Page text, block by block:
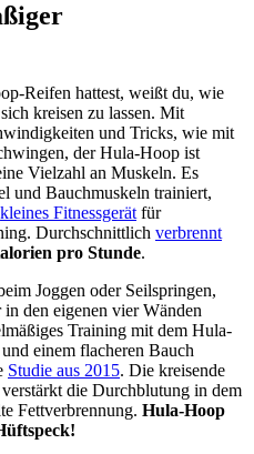
Reifen hattest, weißt du, wie
kreisen zu lassen. Mit
und Tricks, wie mit
der Hula-Hoop ist
Vielzahl an Muskeln. Es
und Bauchmuskeln trainiert,
kleines Fitnessgerät für
Durchschnittlich verbrennt
pro Stunde.
Joggen oder Seilspringen,
den eigenen vier Wänden
Training mit dem Hula-
einem flacheren Bauch
Studie aus 2015. Die kreisende
die Durchblutung in dem
Fettverbrennung. Hula-Hoop